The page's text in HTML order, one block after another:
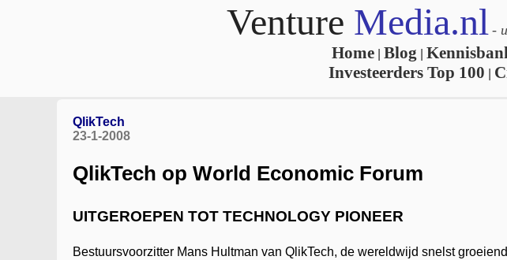
Venture Media.nl -
Home Blog
Investeerders Top 100
QlikTech
23-1-2008
QlikTech op World Economic Forum
UITGEROEPEN TOT TECHNOLOGY PIONEER
Bestuursvoorzitter Mans Hultman van QlikTech, de wereldwijd snelst